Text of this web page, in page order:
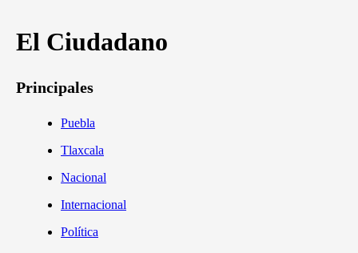
El Ciudadano
Principales
Puebla
Tlaxcala
Nacional
Internacional
Política